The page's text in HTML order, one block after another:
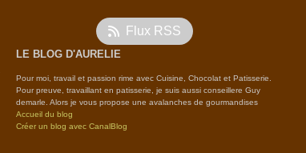
Flux RSS
LE BLOG D'AURELIE
Pour moi, travail et passion rime avec Cuisine, Chocolat et Patisserie.
Pour preuve, travaillant en patisserie, je suis aussi conseillere Guy
demarle. Alors je vous propose une avalanches de gourmandises
Accueil du blog
Créer un blog avec CanalBlog